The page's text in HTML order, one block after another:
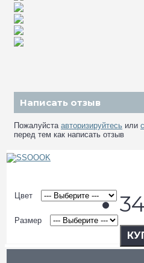
Написать отзыв
Пожалуйста авторизируйтесь или
перед тем как написать отзыв
Цвет
Размер